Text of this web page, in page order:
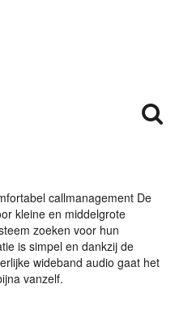
callmanagement De
kleine en middelgrote
zoeken voor hun
is simpel en dankzij de
wideband audio gaat het
vanzelf.